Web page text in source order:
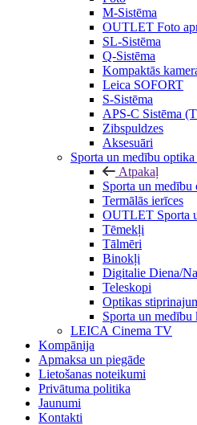
M-Sistēma
OUTLET Foto
SL-Sistēma
Q-Sistēma
Kompaktās
Leica SOFORT
S-Sistēma
APS-C Sistēma
Zibspuldzes
Aksesuāri
Sporta un medību optika
Atpakaļ
Sporta un medību
Termālās ierīces
OUTLET Sporta
Tēmekļi
Tālmēri
Binokļi
Digitalie Diena/
Teleskopi
Optikas
Sporta un medību
LEICA Cinema TV
Kompānija
Apmaksa un piegāde
Lietošanas noteikumi
Privātuma politika
Jaunumi
Kontakti